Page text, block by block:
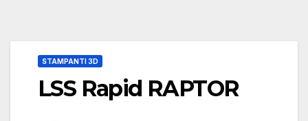
STAMPANTI 3D
LSS Rapid RAPTOR